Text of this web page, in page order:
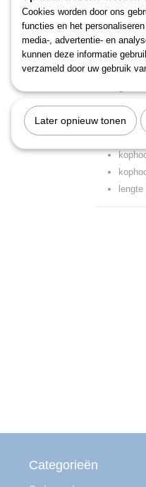
Kenmerken
Categorieën
Cookies worden door ons
functies en het
media-, advertentie- en
kunnen deze informatie
verzameld door uw gebruik
Later opnieuw tonen